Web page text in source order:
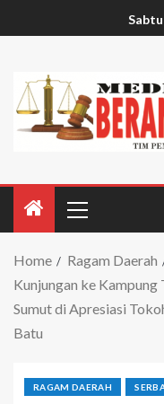
Home
Ragam Daerah
Kunjungan ke Kampung
Sumut di Apresiasi
Batu
RAGAM DAERAH